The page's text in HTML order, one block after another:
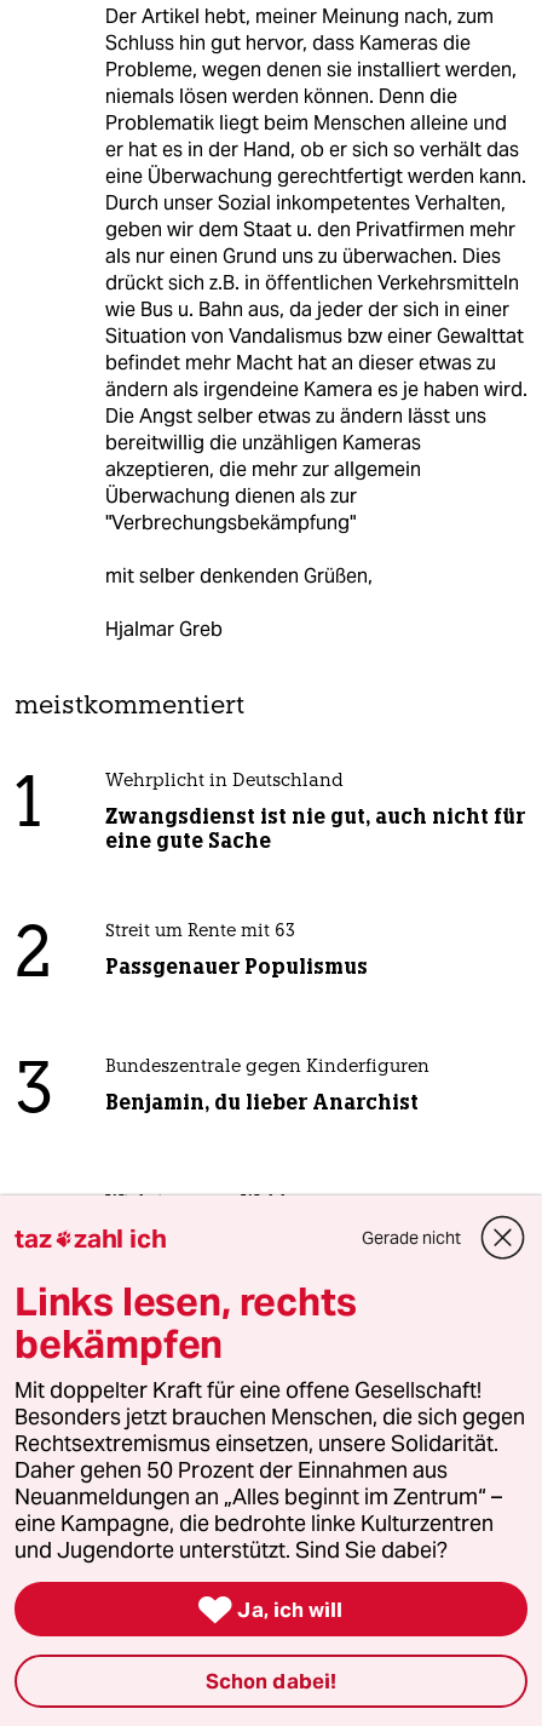
Der Artikel hebt, meiner Meinung nach, zum
Schluss hin gut hervor, dass Kameras die
Probleme, wegen denen sie installiert werden,
niemals lösen werden können. Denn die
Problematik liegt beim Menschen alleine und
er hat es in der Hand, ob er sich so verhält das
eine Überwachung gerechtfertigt werden kann.
Durch unser Sozial inkompetentes Verhalten,
geben wir dem Staat u. den Privatfirmen mehr
als nur einen Grund uns zu überwachen. Dies
drückt sich z.B. in öffentlichen Verkehrsmitteln
wie Bus u. Bahn aus, da jeder der sich in einer
Situation von Vandalismus bzw einer Gewalttat
befindet mehr Macht hat an dieser etwas zu
ändern als irgendeine Kamera es je haben wird.
Die Angst selber etwas zu ändern lässt uns
bereitwillig die unzähligen Kameras
akzeptieren, die mehr zur allgemein
Überwachung dienen als zur
"Verbrechungsbekämpfung"
mit selber denkenden Grüßen,
Hjalmar Greb
meistkommentiert
1 Wehrplicht in Deutschland
Zwangsdienst ist nie gut, auch nicht für
eine gute Sache
2 Streit um Rente mit 63
Passgenauer Populismus
3 Bundeszentrale gegen Kinderfiguren
Benjamin, du lieber Anarchist
4 7 Gründe, warum Katzen links sind
5 Ungleichbehandlung im Abstammungsrecht
Familien ohne Cis-Mann wird es
schwer gemacht
6 Über die geschlechtergerechte Stadt
„Die Stadt ist gemacht für den weißen
Mann in einem Auto“
taz
taz zahl ich Gerade nicht
Links lesen, rechts
bekämpfen
Mit doppelter Kraft für eine offene Gesellschaft!
Besonders jetzt brauchen Menschen, die sich gegen
Rechtsextremismus einsetzen, unsere Solidarität.
Daher gehen 50 Prozent der Einnahmen aus
Neuanmeldungen an „Alles beginnt im Zentrum“ –
eine Kampagne, die bedrohte linke Kulturzentren
und Jugendorte unterstützt. Sind Sie dabei?
 Ja, ich will
Schon dabei!